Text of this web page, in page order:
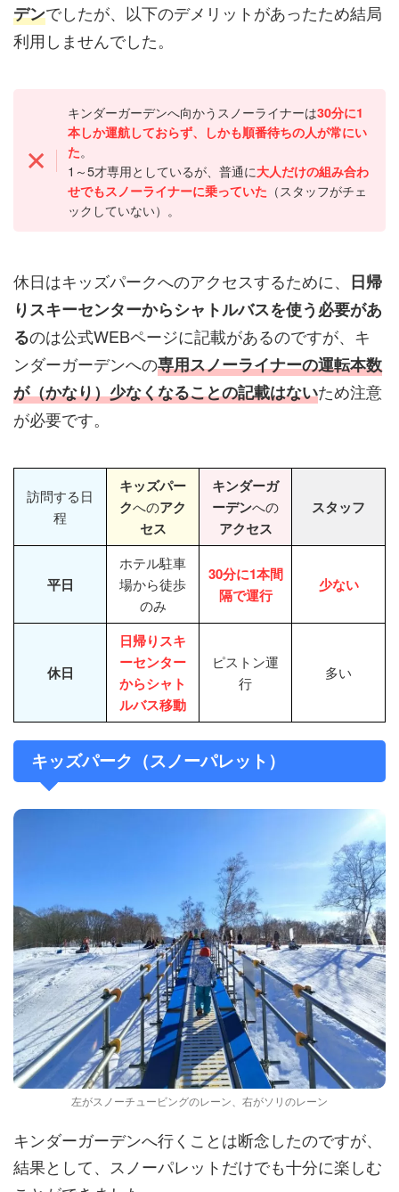
デンでしたが、以下のデメリットがあったため結局
利用しませんでした。
キンダーガーデンへ向かうスノーライナーは30分に1
本しか運航しておらず、しかも順番待ちの人が常にい
た。
1～5才専用としているが、普通に大人だけの組み合わ
せでもスノーライナーに乗っていた （スタッフがチェ
ックしていない）。
休日はキッズパークへのアクセスするために、 日帰
りスキーセンターからシャトルバスを使う必要があ
るのは公式WEBページに記載があるのですが、キ
ンダーガーデンへの専用スノーライナーの運転本数
が（かなり）少なくなることの記載はないため注意
が必要です。
訪問する日
程
キッズパー
クへのアク
セス
キンダーガ
ーデンへの
アクセス
スタッフ
平日
ホテル駐車
場から徒歩
のみ
30分に1本間
隔で運行
少ない
休日
日帰りスキ
ーセンター
からシャト
ルバス移動
ピストン運
行
多い
キッズパーク（スノーパレット）
左がスノーチュービングのレーン、右がソリのレーン
キンダーガーデンへ行くことは断念したのですが、
結果として、スノーパレットだけでも十分に楽しむ